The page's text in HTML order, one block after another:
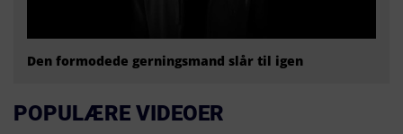
Den formodede gerningsmand slår til igen
POPULÆRE VIDEOER